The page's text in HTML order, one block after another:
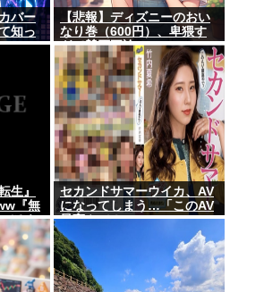
バー
知っ
【悲報】ディズニーのおい
なり巻（600円）、卑猥す
ぎて賛否両論www
生』
『無
ぽく
言わ
…も
セカンドサマーウイカ、AV
になってしまう…「このAV
最高やで！」